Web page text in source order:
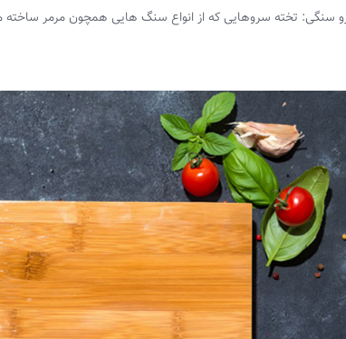
سنگی: تخته سروهایی که از انواع سنگ هایی همچون مرمر ساخته